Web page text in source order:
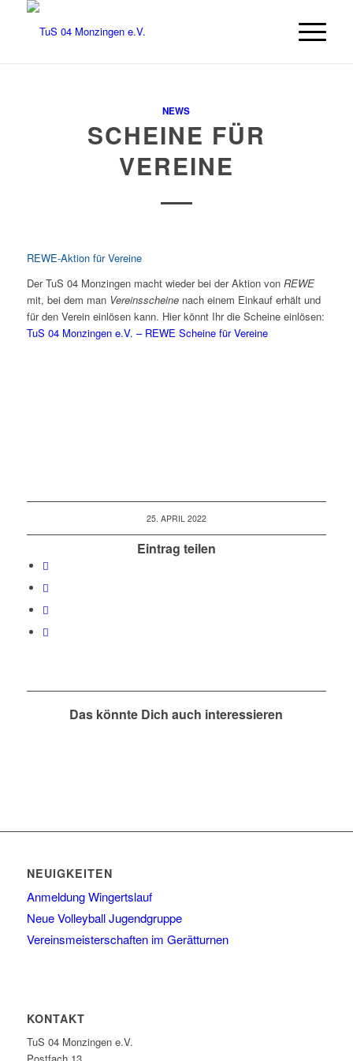
NEWS
SCHEINE FÜR
VEREINE
REWE-Aktion für Vereine
Der TuS 04 Monzingen macht wieder bei der Aktion von REWE
mit, bei dem man Vereinsscheinenach einem Einkauf erhält und
für den Verein einlösen kann. Hier könnt Ihr die Scheine einlösen:
TuS 04 Monzingen e.V. – REWE Scheine für Vereine
25. APRIL 2022
Eintrag teilen
Das könnte Dich auch interessieren
NEUIGKEITEN
Anmeldung Wingertslauf
Neue Volleyball Jugendgruppe
Vereinsmeisterschaften im Gerätturnen
KONTAKT
TuS 04 Monzingen e.V.